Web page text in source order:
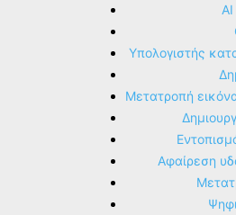
Υπολογιστής
Μετατροπή
Αφαίρεση